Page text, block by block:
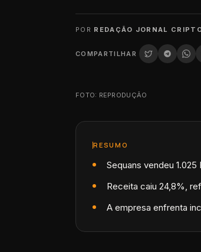
POR REDAÇÃO JORNAL CRIPTO
COMPARTILHAR
FOTO: REPRODUÇÃO
RESUMO
Sequans vendeu
Receita caiu 24,8%,
A empresa enfrenta